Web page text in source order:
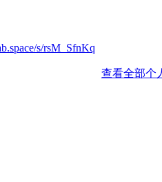
s/rsM_SfnKq
查看全部个